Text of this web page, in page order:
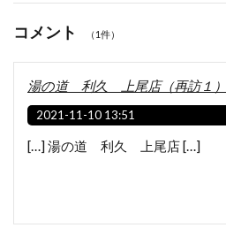
コメント （1件）
湯の道 利久 上尾店（再訪１
2021-11-10 13:51
[…] 湯の道 利久 上尾店 […]